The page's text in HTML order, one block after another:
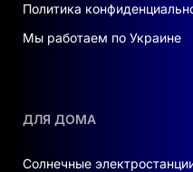
Политика
Мы работаем по Украине
ДЛЯ ДОМА
Солнечные